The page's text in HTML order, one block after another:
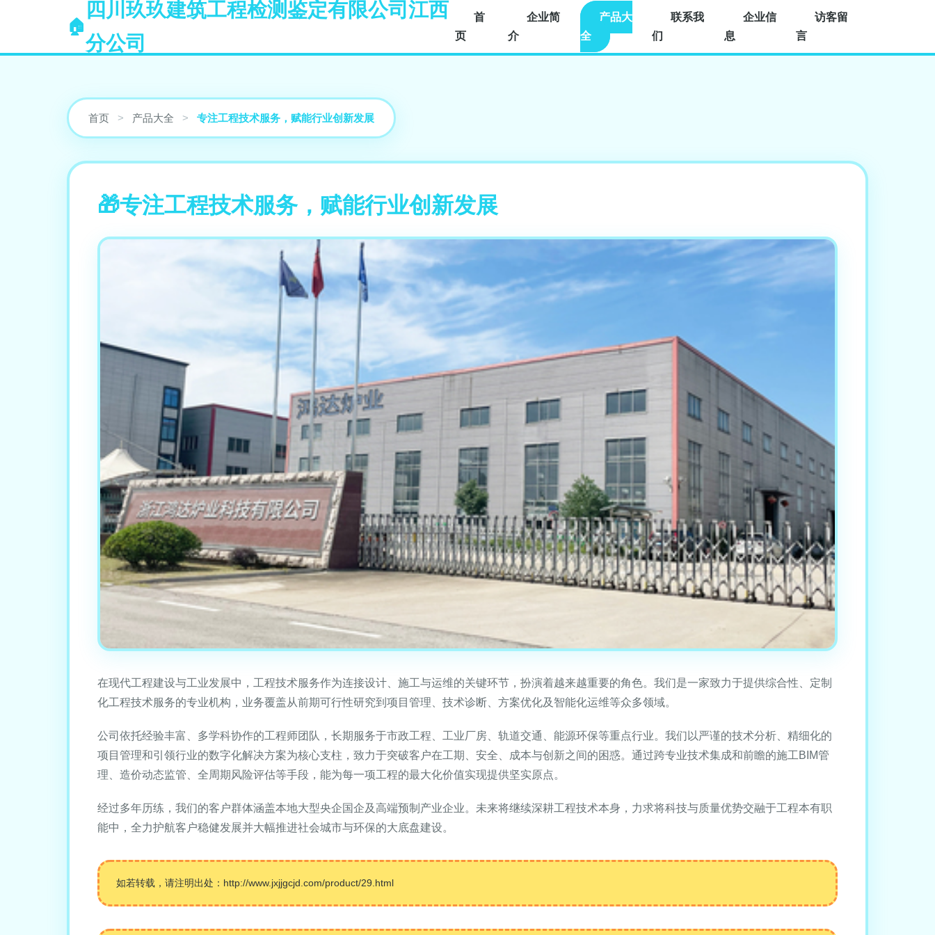
四川玖玖建筑工程检测鉴定有限公司江西
分公司
首
页
企业简
介
产品大
全
联系我
们
企业信
息
访客留
言
首页 > 产品大全 > 专注工程技术服务，赋能行业创新发展
专注工程技术服务，赋能行业创新发展
在现代工程建设与工业发展中，工程技术服务作为连接设计、施工与运维的关键环节，扮演着越来越重要的角色。我们是一家致力于提供综合性、定制
化工程技术服务的专业机构，业务覆盖从前期可行性研究到项目管理、技术诊断、方案优化及智能化运维等众多领域。
公司依托经验丰富、多学科协作的工程师团队，长期服务于市政工程、工业厂房、轨道交通、能源环保等重点行业。我们以严谨的技术分析、精细化的
项目管理和引领行业的数字化解决方案为核心支柱，致力于突破客户在工期、安全、成本与创新之间的困惑。通过跨专业技术集成和前瞻的施工BIM管
理、造价动态监管、全周期风险评估等手段，能为每一项工程的最大化价值实现提供坚实原点。
经过多年历练，我们的客户群体涵盖本地大型央企国企及高端预制产业企业。未来将继续深耕工程技术本身，力求将科技与质量优势交融于工程本有职
能中，全力护航客户稳健发展并大幅推进社会城市与环保的大底盘建设。
如若转载，请注明出处：http://www.jxjjgcjd.com/product/29.html